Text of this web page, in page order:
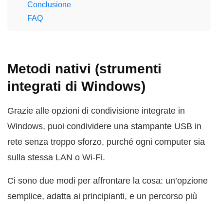
Conclusione
FAQ
Metodi nativi (strumenti
integrati di Windows)
Grazie alle opzioni di condivisione integrate in
Windows, puoi condividere una stampante USB in
rete senza troppo sforzo, purché ogni computer sia
sulla stessa LAN o Wi‑Fi.
Ci sono due modi per affrontare la cosa: un’opzione
semplice, adatta ai principianti, e un percorso più